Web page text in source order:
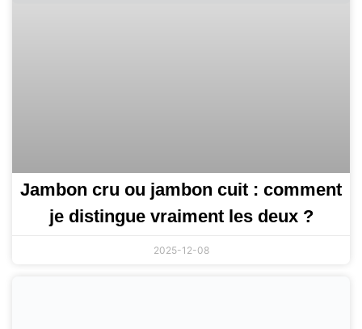
Jambon cru ou jambon cuit : comment
je distingue vraiment les deux ?
2025-12-08